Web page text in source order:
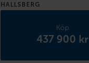
HALLSBERG
Köp
437 900 kr